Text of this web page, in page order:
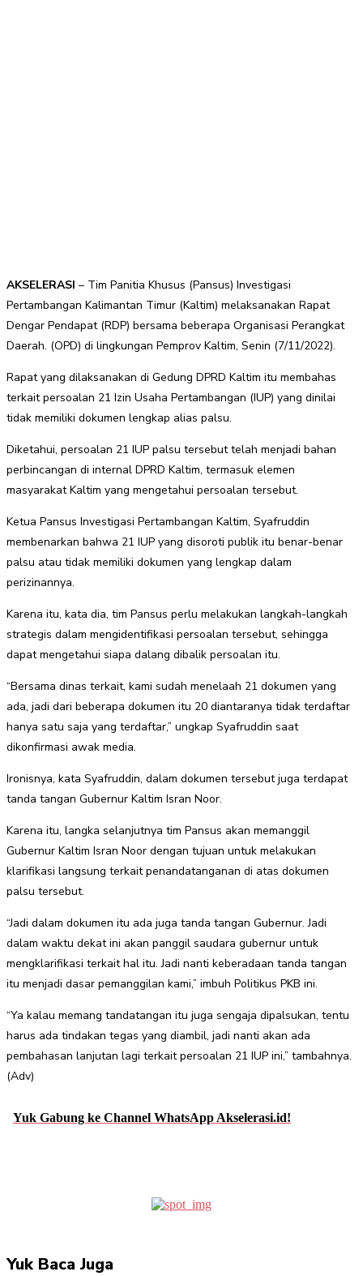
AKSELERASI – Tim Panitia Khusus (Pansus) Investigasi
Pertambangan Kalimantan Timur (Kaltim) melaksanakan Rapat
Dengar Pendapat (RDP) bersama beberapa Organisasi Perangkat
Daerah. (OPD) di lingkungan Pemprov Kaltim, Senin (7/11/2022).
Rapat yang dilaksanakan di Gedung DPRD Kaltim itu membahas
terkait persoalan 21 Izin Usaha Pertambangan (IUP) yang dinilai
tidak memiliki dokumen lengkap alias palsu.
Diketahui, persoalan 21 IUP palsu tersebut telah menjadi bahan
perbincangan di internal DPRD Kaltim, termasuk elemen
masyarakat Kaltim yang mengetahui persoalan tersebut.
Ketua Pansus Investigasi Pertambangan Kaltim, Syafruddin
membenarkan bahwa 21 IUP yang disoroti publik itu benar-benar
palsu atau tidak memiliki dokumen yang lengkap dalam
perizinannya.
Karena itu, kata dia, tim Pansus perlu melakukan langkah-langkah
strategis dalam mengidentifikasi persoalan tersebut, sehingga
dapat mengetahui siapa dalang dibalik persoalan itu.
“Bersama dinas terkait, kami sudah menelaah 21 dokumen yang
ada, jadi dari beberapa dokumen itu 20 diantaranya tidak terdaftar
hanya satu saja yang terdaftar,” ungkap Syafruddin saat
dikonfirmasi awak media.
Ironisnya, kata Syafruddin, dalam dokumen tersebut juga terdapat
tanda tangan Gubernur Kaltim Isran Noor.
Karena itu, langka selanjutnya tim Pansus akan memanggil
Gubernur Kaltim Isran Noor dengan tujuan untuk melakukan
klarifikasi langsung terkait penandatanganan di atas dokumen
palsu tersebut.
“Jadi dalam dokumen itu ada juga tanda tangan Gubernur. Jadi
dalam waktu dekat ini akan panggil saudara gubernur untuk
mengklarifikasi terkait hal itu. Jadi nanti keberadaan tanda tangan
itu menjadi dasar pemanggilan kami,” imbuh Politikus PKB ini.
“Ya kalau memang tandatangan itu juga sengaja dipalsukan, tentu
harus ada tindakan tegas yang diambil, jadi nanti akan ada
pembahasan lanjutan lagi terkait persoalan 21 IUP ini,” tambahnya.
(Adv)
Yuk Gabung ke Channel WhatsApp Akselerasi.id!
Yuk Baca Juga